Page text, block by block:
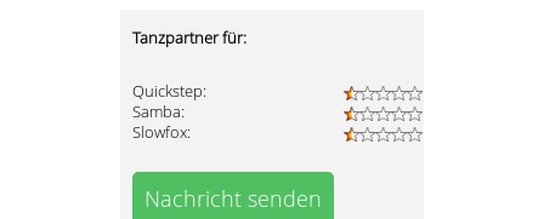
Tanzpartner für:
Quickstep:
Samba:
Slowfox:
Nachricht senden